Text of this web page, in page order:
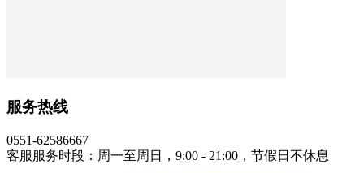
服务热线
0551-62586667
客服服务时段：周一至周日，9:00 - 21:00，节假日不休息